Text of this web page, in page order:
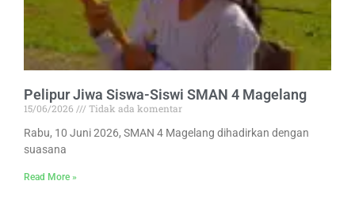
Pelipur Jiwa Siswa-Siswi SMAN 4 Magelang
15/06/2026
Tidak ada komentar
Rabu, 10 Juni 2026, SMAN 4 Magelang dihadirkan dengan
suasana
Read More »